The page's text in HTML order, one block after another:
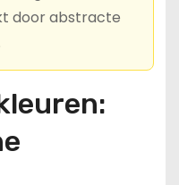
door abstracte